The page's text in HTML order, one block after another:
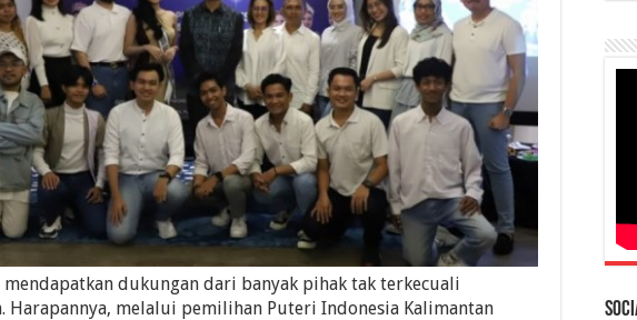
dukungan dari banyak pihak tak terkecuali
Harapannya, melalui pemilihan Puteri Indonesia Kalimantan